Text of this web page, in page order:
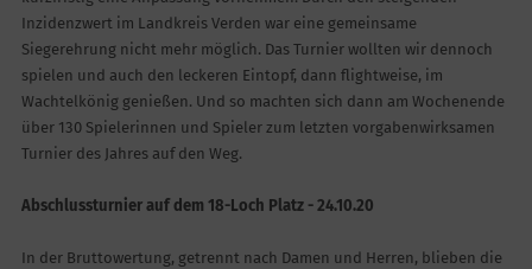
Inzidenzwert im Landkreis Verden war eine gemeinsame
Siegerehrung nicht mehr möglich. Das Turnier wollten wir dennoch
spielen und auch den leckeren Eintopf, dann flightweise, im
Wachtelkönig genießen. Und so machten sich dann am Wochenende
über 130 Spielerinnen und Spieler zum letzten vorgabenwirksamen
Turnier des Jahres auf den Weg.
Abschlussturnier auf dem 18-Loch Platz - 24.10.20
In der Bruttowertung, getrennt nach Damen und Herren, blieben die